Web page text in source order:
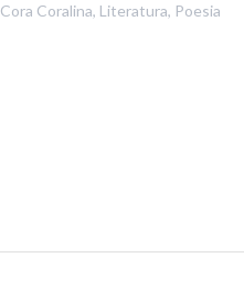
Cora Coralina, Literatura, Poesia